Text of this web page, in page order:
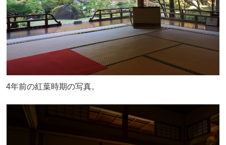
4年前の紅葉時期の写真。